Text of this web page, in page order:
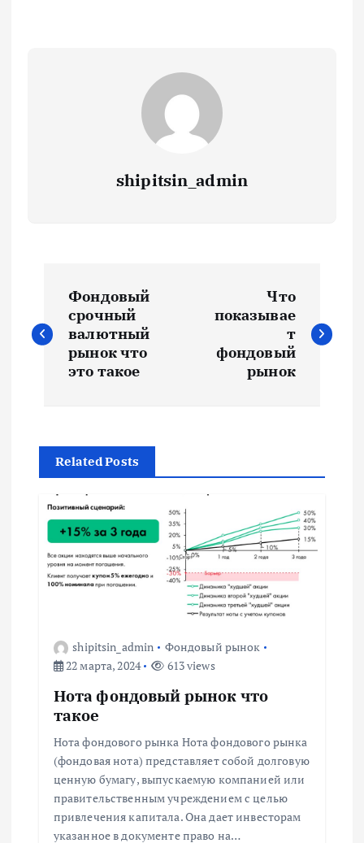
shipitsin_admin
а
г
а
ц
и
Фондовый
срочный
валютный
рынок что
это такое
Что
показывае
т
фондовый
рынок
Related Posts
shipitsin_admin
Фондовый рынок
22 марта, 2024
613 views
Нота фондовый рынок что
такое
Нота фондового рынка Нота фондового рынка
(фондовая нота) представляет собой долговую
ценную бумагу, выпускаемую компанией или
правительственным учреждением с целью
привлечения капитала. Она дает инвесторам
указанное в документе право на…